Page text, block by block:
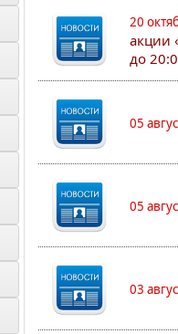
20
акции
до
05
05
03